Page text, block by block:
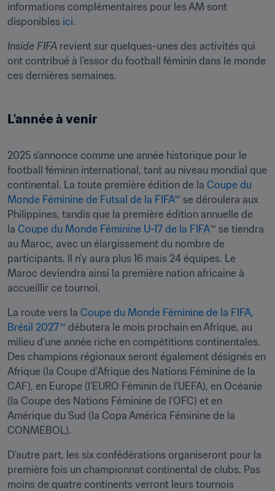
informations complémentaires pour les AM sont
disponibles ici.
Inside FIFA revient sur quelques-unes des activités qui
ont contribué à l'essor du football féminin dans le monde
ces dernières semaines.
L'année à venir
2025 s’annonce comme une année historique pour le
football féminin international, tant au niveau mondial que
continental. La toute première édition de la Coupe du
Monde Féminine de Futsal de la FIFA™ se déroulera aux
Philippines, tandis que la première édition annuelle de
la Coupe du Monde Féminine U-17 de la FIFA™ se tiendra
au Maroc, avec un élargissement du nombre de
participants. Il n'y aura plus 16 mais 24 équipes. Le
Maroc deviendra ainsi la première nation africaine à
accueillir ce tournoi.
La route vers la Coupe du Monde Féminine de la FIFA,
Brésil 2027™ débutera le mois prochain en Afrique, au
milieu d’une année riche en compétitions continentales.
Des champions régionaux seront également désignés en
Afrique (la Coupe d’Afrique des Nations Féminine de la
CAF), en Europe (l’EURO Féminin de l’UEFA), en Océanie
(la Coupe des Nations Féminine de l’OFC) et en
Amérique du Sud (la Copa América Féminine de la
CONMEBOL).
D'autre part, les six confédérations organiseront pour la
première fois un championnat continental de clubs. Pas
moins de quatre continents verront leurs tournois